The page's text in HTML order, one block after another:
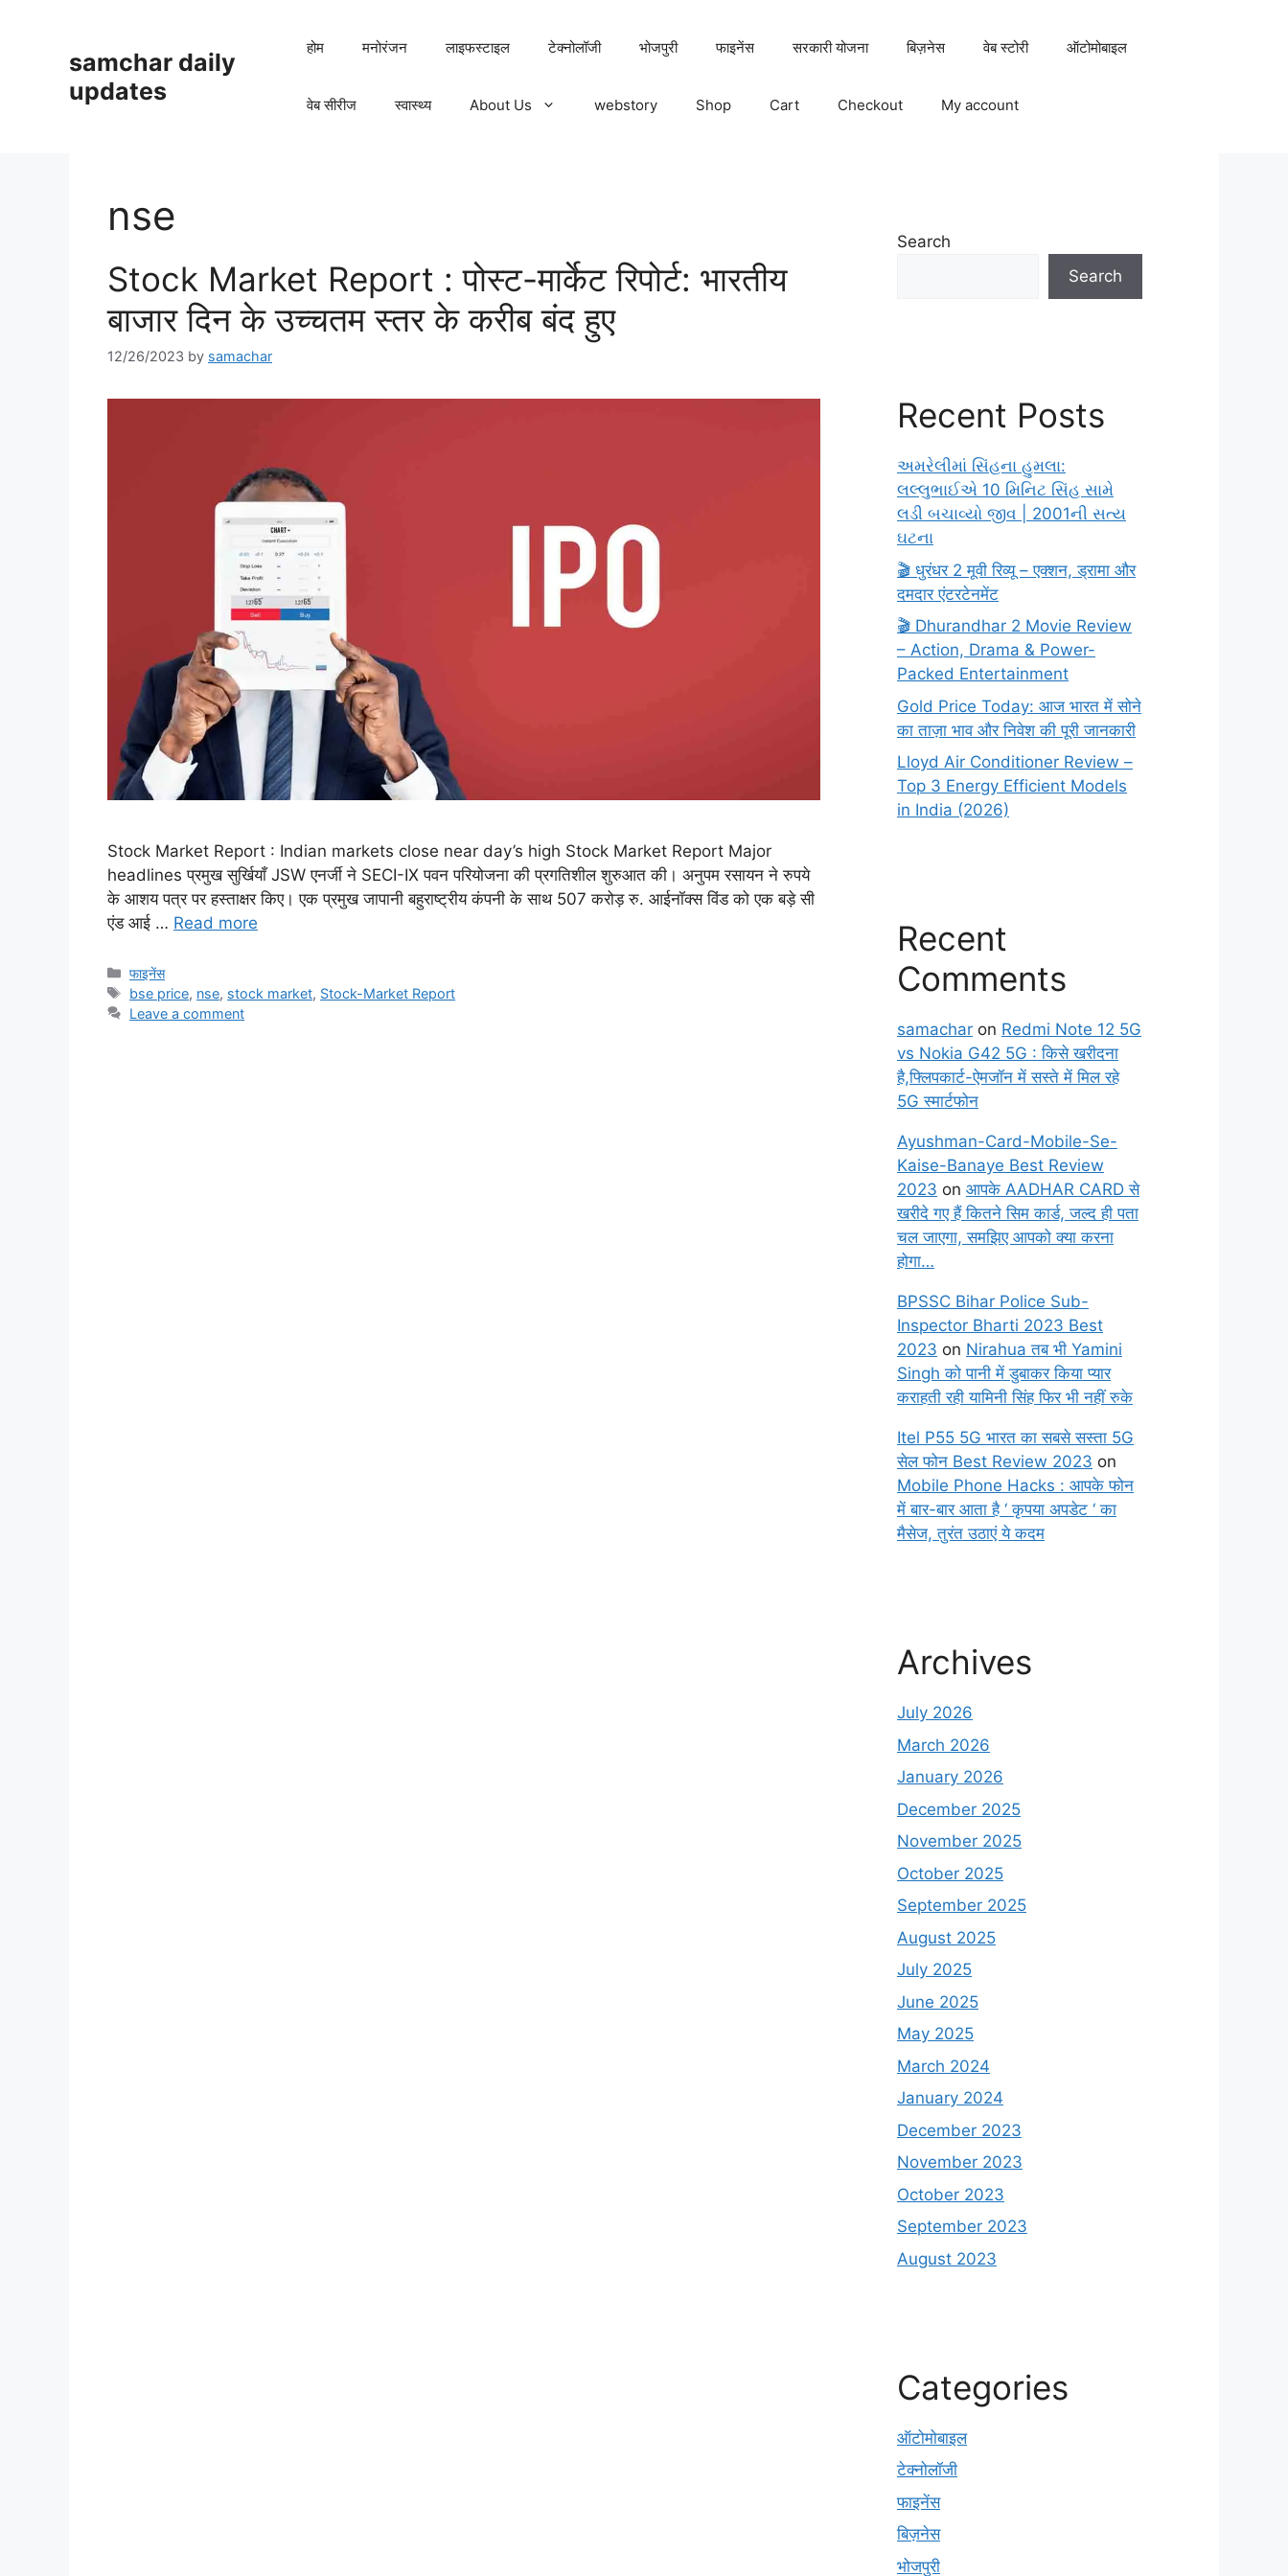
samchar daily
updates
होम मनोरंजन लाइफस्टाइल टेक्नोलॉजी भोजपुरी फाइनेंस सरकारी योजना बिज़नेस वेब स्टोरी ऑटोमोबाइल
वेब सीरीज स्वास्थ्य About Us webstory Shop Cart Checkout My account
nse
Stock Market Report : पोस्ट-मार्केट रिपोर्ट: भारतीय
बाजार दिन के उच्चतम स्तर के करीब बंद हुए
12/26/2023 by samachar
Stock Market Report : Indian markets close near day’s high Stock Market Report Major
headlines प्रमुख सुर्खियाँ JSW एनर्जी ने SECI-IX पवन परियोजना की प्रगतिशील शुरुआत की। अनुपम रसायन ने रुपये
के आशय पत्र पर हस्ताक्षर किए। एक प्रमुख जापानी बहुराष्ट्रीय कंपनी के साथ 507 करोड़ रु. आईनॉक्स विंड को एक बड़े सी
एंड आई … Read more
Categories
फाइनेंस
Tags
bse price, nse, stock market, Stock-Market Report
Leave a comment
Search
Search
Recent Posts
અમરેલીમાં સિંહના હુમલા:
લલ્લુભાઈએ 10 મિનિટ સિંહ સામે
લડી બચાવ્યો જીવ | 2001ની સત્ય
ઘટના
🎬 धुरंधर 2 मूवी रिव्यू – एक्शन, ड्रामा और
दमदार एंटरटेनमेंट
🎬 Dhurandhar 2 Movie Review
– Action, Drama & Power-
Packed Entertainment
Gold Price Today: आज भारत में सोने
का ताज़ा भाव और निवेश की पूरी जानकारी
Lloyd Air Conditioner Review –
Top 3 Energy Efficient Models
in India (2026)
Recent
Comments
samachar on Redmi Note 12 5G
vs Nokia G42 5G : किसे खरीदना
है,फ्लिपकार्ट-ऐमजॉन में सस्ते में मिल रहे
5G स्मार्टफोन
Ayushman-Card-Mobile-Se-
Kaise-Banaye Best Review
2023 on आपके AADHAR CARD से
खरीदे गए हैं कितने सिम कार्ड, जल्द ही पता
चल जाएगा, समझिए आपको क्या करना
होगा…
BPSSC Bihar Police Sub-
Inspector Bharti 2023 Best
2023 on Nirahua तब भी Yamini
Singh को पानी में डुबाकर किया प्यार
कराहती रही यामिनी सिंह फिर भी नहीं रुके
Itel P55 5G भारत का सबसे सस्ता 5G
सेल फोन Best Review 2023 on
Mobile Phone Hacks : आपके फोन
में बार-बार आता है ‘ कृपया अपडेट ‘ का
मैसेज, तुरंत उठाएं ये कदम
Archives
July 2026
March 2026
January 2026
December 2025
November 2025
October 2025
September 2025
August 2025
July 2025
June 2025
May 2025
March 2024
January 2024
December 2023
November 2023
October 2023
September 2023
August 2023
Categories
ऑटोमोबाइल
टेक्नोलॉजी
फाइनेंस
बिज़नेस
भोजपुरी